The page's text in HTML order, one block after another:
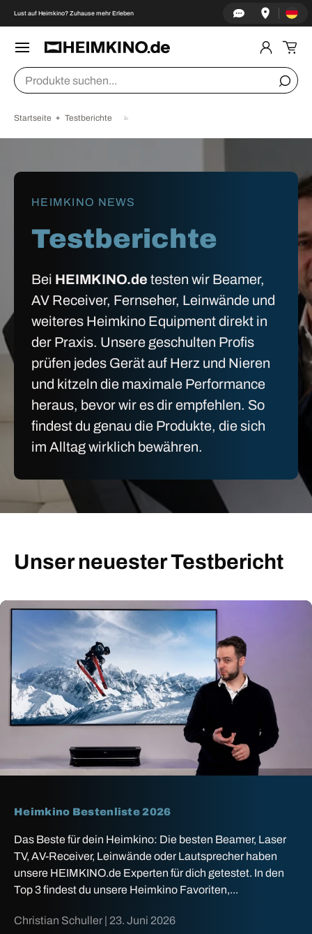
↵Zum Inhalt springen
↵Zum Menü springen
↵Fußzeile springen
↵Barrierefreiheits-Widget öffnen
DIREKT ZUM INHALT
Lust auf Heimkino? Zuhause mehr Erleben Land/
Suchen
Startseite Testberichte
HEIMKINO NEWS
Testberichte
Bei HEIMKINO.de testen wir Beamer,
AV Receiver, Fernseher, Leinwände und
weiteres Heimkino Equipment direkt in
der Praxis. Unsere geschulten Profis
prüfen jedes Gerät auf Herz und Nieren
und kitzeln die maximale Performance
heraus, bevor wir es dir empfehlen. So
findest du genau die Produkte, die sich
im Alltag wirklich bewähren.
Unser neuester Testbericht
Heimkino Bestenliste 2026
Das Beste für dein Heimkino: Die besten Beamer, Laser
TV, AV-Receiver, Leinwände oder Lautsprecher haben
unsere HEIMKINO.de Experten für dich getestet. In den
Top 3 findest du unsere Heimkino Favoriten,...
Christian Schuller | 23. Juni 2026